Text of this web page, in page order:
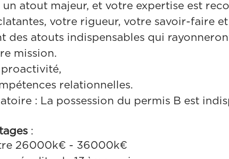
atout majeur, et votre expertise est
votre rigueur, votre savoir-faire
des atouts indispensables qui
mission.
relationnelles.
: La possession du permis B est
:
26000k€ - 36000k€